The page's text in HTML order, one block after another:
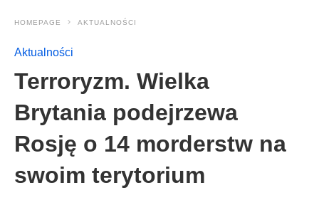
HOMEPAGE AKTUALNOŚCI
Aktualności
Terroryzm. Wielka
Brytania podejrzewa
Rosję o 14 morderstw na
swoim terytorium